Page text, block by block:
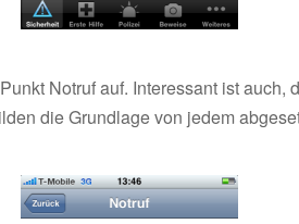
Notruf auf. Interessant ist auch,
die Grundlage von jedem